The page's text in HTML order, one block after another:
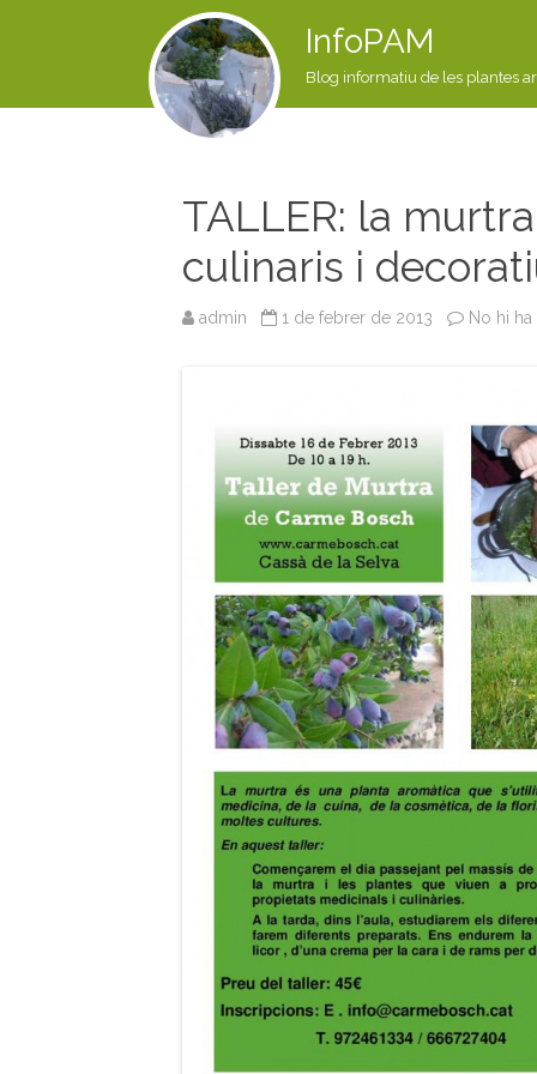
InfoPAM
Blog informatiu de les plantes
TALLER: la
culinaris i
admin 1 de febrer de 2013 No hi